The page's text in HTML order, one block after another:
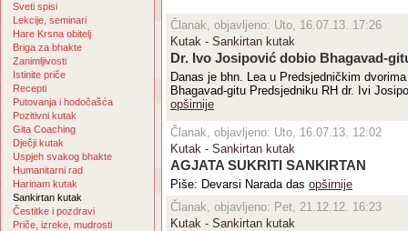
Sveti spisi
Lekcije, seminari
Hare Krsna obitelj
Briga za bhakte
Zanimljivosti
Istinite priče
Recepti
Putovanja i hodočašća
Pozitivni kutak
Gita Coaching
Dječji kutak
Uspjeh svakog bhakte
Humanitarni rad
Harinam kutak
Sankirtan kutak
Čestitke i pozdravi
Priče, izreke, mudrosti
Članak, objavljeno: Uto, 16.07.13. 17:26
Kutak - Sankirtan kutak
Dr. Ivo Josipović dobio Bhagavad-
Danas je bhn. Lea u Predsjedničkim
Bhagavad-gitu Predsjedniku RH dr. Ivi
opširnije
Članak, objavljeno: Uto, 16.07.13. 12:02
Kutak - Sankirtan kutak
AGJATA SUKRITI SANKIRTAN
Piše: Devarsi Narada das opširnije
Članak, objavljeno: Pet, 21.12.12. 16:23
Kutak - Sankirtan kutak